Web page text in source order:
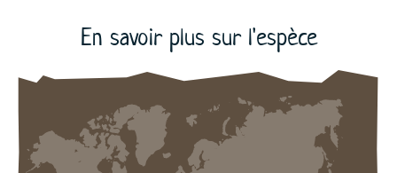
En savoir plus sur l'espèce
A